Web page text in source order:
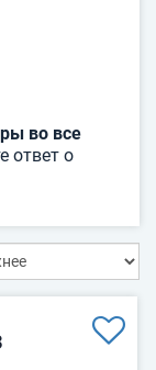
во все
ответ о